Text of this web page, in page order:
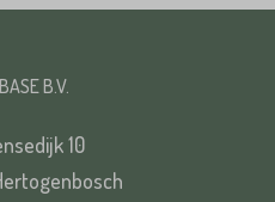
B.V.
10